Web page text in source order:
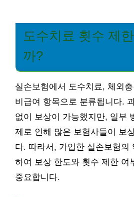
도수치료 횟수 제
까?
실손보험에서 도수치료, 체외
비급여 항목으로 분류됩니다.
없이 보상이 가능했지만, 일부
제로 인해 많은 보험사들이 보
다. 따라서, 가입한 실손보험의
하여 보상 한도와 횟수 제한 여
중요합니다.